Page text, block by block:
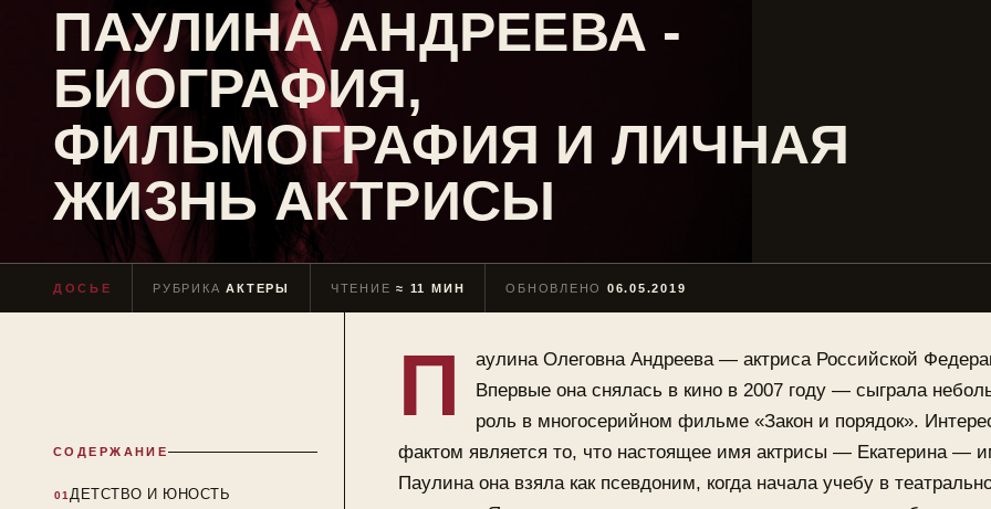
ПАУЛИНА АНДРЕЕВА -
БИОГРАФИЯ,
ФИЛЬМОГРАФИЯ И ЛИЧНАЯ
ЖИЗНЬ АКТРИСЫ
ДОСЬЕ РУБРИКААКТЕРЫ ЧТЕНИЕ≈ 11 МИН ОБНОВЛЕНО 06.05.2019
СОДЕРЖАНИЕ
ДЕТСТВО И ЮНОСТЬ
П
аулина Олеговна Андреева — актриса Российской
Впервые она снялась в кино в 2007 году — сыграла
роль в многосерийном фильме «Закон и порядок».
фактом является то, что настоящее имя актрисы — Екатерина —
Паулина она взяла как псевдоним, когда начала учебу в